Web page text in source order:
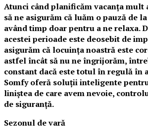
Atunci când planificăm vacanța mult
să ne asigurăm că luăm o pauză de
având timp doar pentru a ne relaxa.
acestei perioade este deosebit de
asigurăm că locuința noastră este
astfel încât să nu ne îngrijorăm,
constant dacă este totul în regulă în
Somfy oferă soluții inteligente
liniștea de care avem nevoie,
de siguranță.
Sezonul de vară